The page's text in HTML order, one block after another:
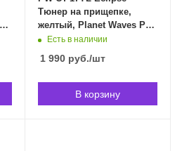
Тюнер на прищепке,
желтый, Planet Waves PW-
CT-17YL в Владивостоке
Есть в наличии
1 990руб./шт
В корзину